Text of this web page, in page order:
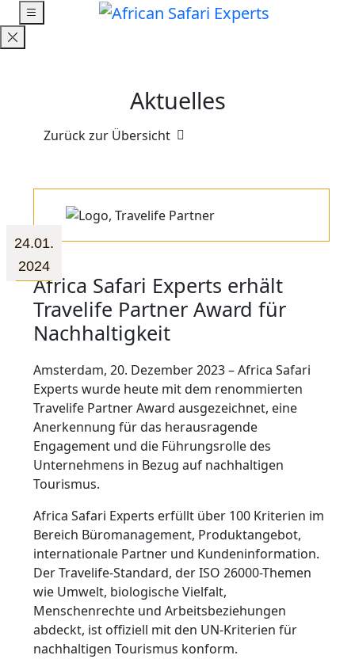
Aktuelles
Zurück zur Übersicht
24.01.
2024
Africa Safari Experts erhält
Travelife Partner Award für
Nachhaltigkeit
Amsterdam, 20. Dezember 2023 – Africa Safari
Experts wurde heute mit dem renommierten
Travelife Partner Award ausgezeichnet, eine
Anerkennung für das herausragende
Engagement und die Führungsrolle des
Unternehmens in Bezug auf nachhaltigen
Tourismus.
Africa Safari Experts erfüllt über 100 Kriterien im
Bereich Büromanagement, Produktangebot,
internationale Partner und Kundeninformation.
Der Travelife-Standard, der ISO 26000-Themen
wie Umwelt, biologische Vielfalt,
Menschenrechte und Arbeitsbeziehungen
abdeckt, ist offiziell mit den UN-Kriterien für
nachhaltigen Tourismus konform.